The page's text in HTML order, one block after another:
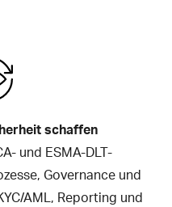
schaffen
und ESMA-DLT-
Governance und
AML, Reporting und